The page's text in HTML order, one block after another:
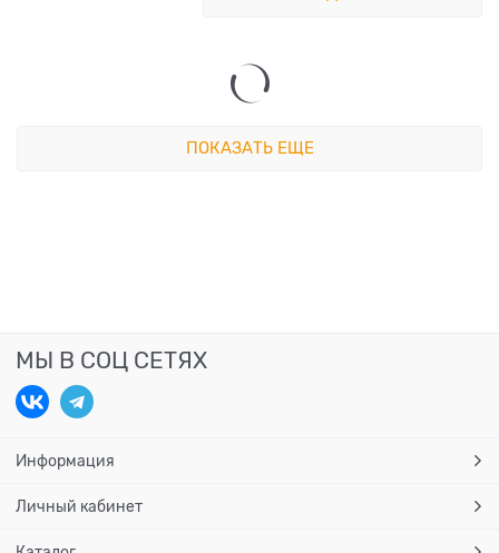
ПОКАЗАТЬ ЕЩЕ
МЫ В СОЦ СЕТЯХ
Информация
Личный кабинет